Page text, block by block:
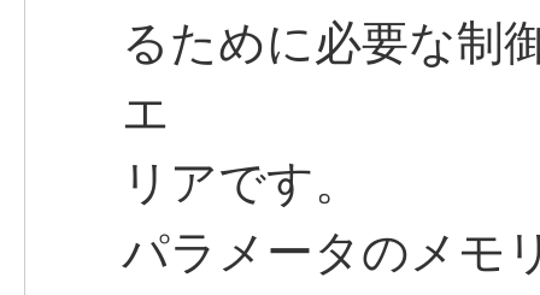
るために必要な制
エ
リアです。
パラメータのメモ